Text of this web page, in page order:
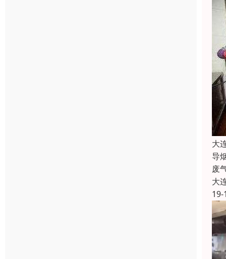
大
导
废
大
19-